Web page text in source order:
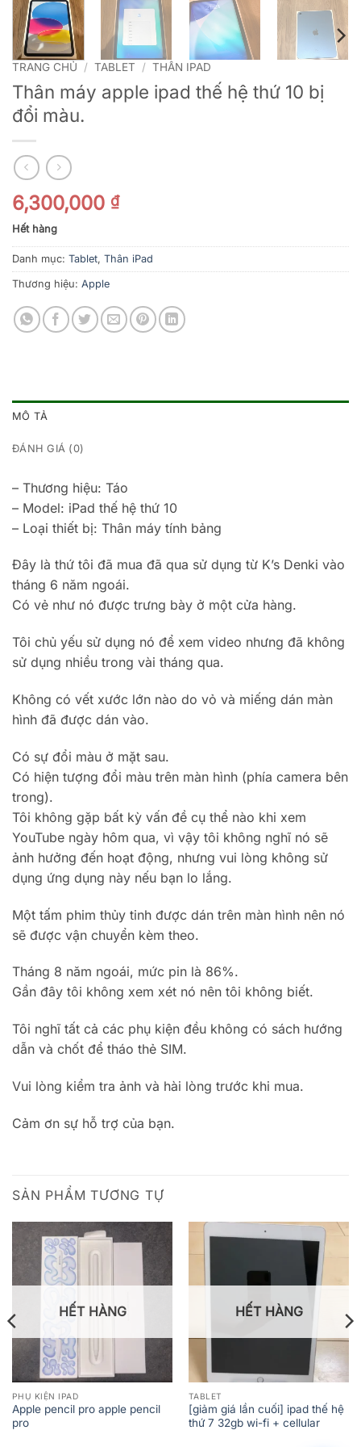
TRANG CHỦ / TABLET / THÂN IPAD
Thân máy apple ipad thế hệ thứ 10 bị
đổi màu.
6,300,000 ₫
Hết hàng
Danh mục: Tablet, Thân iPad
Thương hiệu: Apple
MÔ TẢ
ĐÁNH GIÁ (0)
– Thương hiệu: Táo
– Model: iPad thế hệ thứ 10
– Loại thiết bị: Thân máy tính bảng
Đây là thứ tôi đã mua đã qua sử dụng từ K’s Denki vào
tháng 6 năm ngoái.
Có vẻ như nó được trưng bày ở một cửa hàng.
Tôi chủ yếu sử dụng nó để xem video nhưng đã không
sử dụng nhiều trong vài tháng qua.
Không có vết xước lớn nào do vỏ và miếng dán màn
hình đã được dán vào.
Có sự đổi màu ở mặt sau.
Có hiện tượng đổi màu trên màn hình (phía camera bên
trong).
Tôi không gặp bất kỳ vấn đề cụ thể nào khi xem
YouTube ngày hôm qua, vì vậy tôi không nghĩ nó sẽ
ảnh hưởng đến hoạt động, nhưng vui lòng không sử
dụng ứng dụng này nếu bạn lo lắng.
Một tấm phim thủy tinh được dán trên màn hình nên nó
sẽ được vận chuyển kèm theo.
Tháng 8 năm ngoái, mức pin là 86%.
Gần đây tôi không xem xét nó nên tôi không biết.
Tôi nghĩ tất cả các phụ kiện đều không có sách hướng
dẫn và chốt để tháo thẻ SIM.
Vui lòng kiểm tra ảnh và hài lòng trước khi mua.
Cảm ơn sự hỗ trợ của bạn.
SẢN PHẨM TƯƠNG TỰ
HẾT HÀNG
PHỤ KIỆN IPAD
Apple pencil pro apple pencil
pro
HẾT HÀNG
TABLET
[giảm giá lần cuối] ipad thế hệ
thứ 7 32gb wi-fi + cellular